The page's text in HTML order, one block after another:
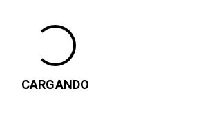
CARGANDO